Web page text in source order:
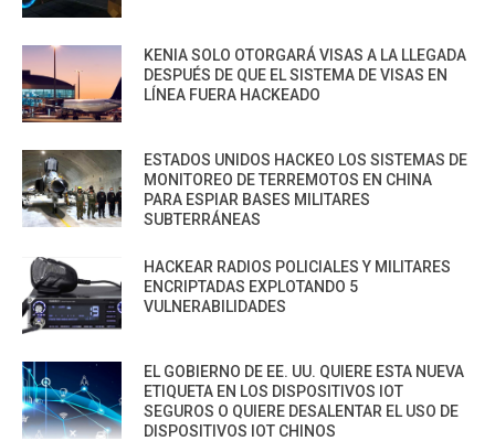
KENIA SOLO OTORGARÁ VISAS A LA LLEGADA
DESPUÉS DE QUE EL SISTEMA DE VISAS EN
LÍNEA FUERA HACKEADO
ESTADOS UNIDOS HACKEO LOS SISTEMAS DE
MONITOREO DE TERREMOTOS EN CHINA
PARA ESPIAR BASES MILITARES
SUBTERRÁNEAS
HACKEAR RADIOS POLICIALES Y MILITARES
ENCRIPTADAS EXPLOTANDO 5
VULNERABILIDADES
EL GOBIERNO DE EE. UU. QUIERE ESTA NUEVA
ETIQUETA EN LOS DISPOSITIVOS IOT
SEGUROS O QUIERE DESALENTAR EL USO DE
DISPOSITIVOS IOT CHINOS